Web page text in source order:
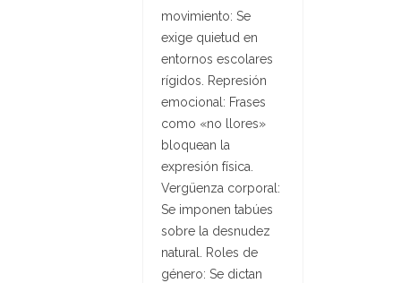
movimiento: Se
exige quietud en
entornos escolares
rígidos. Represión
emocional: Frases
como «no llores»
bloquean la
expresión física.
Vergüenza corporal:
Se imponen tabúes
sobre la desnudez
natural. Roles de
género: Se dictan